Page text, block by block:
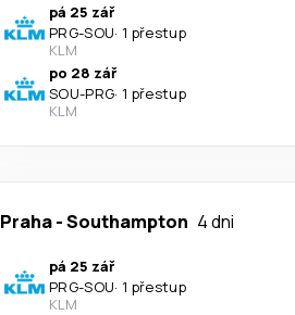
pá 25 zář
PRG-SOU· 1 přestup
KLM
po 28 zář
SOU-PRG· 1 přestup
KLM
Praha-Southampton 4 dni
pá 25 zář
PRG-SOU· 1 přestup
KLM